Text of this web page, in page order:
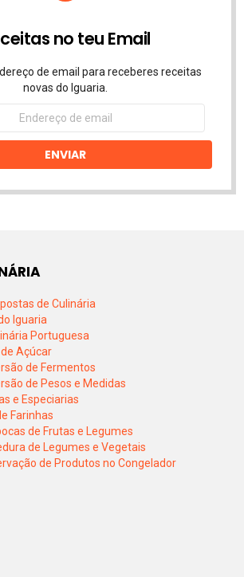
no teu Email
de email para receberes receitas
novas do Iguaria.
ENVIAR
de Culinária
Iguaria
Portuguesa
Açúcar
de Fermentos
de Pesos e Medidas
e Especiarias
Farinhas
de Frutas e Legumes
de Legumes e Vegetais
de Produtos no Congelador